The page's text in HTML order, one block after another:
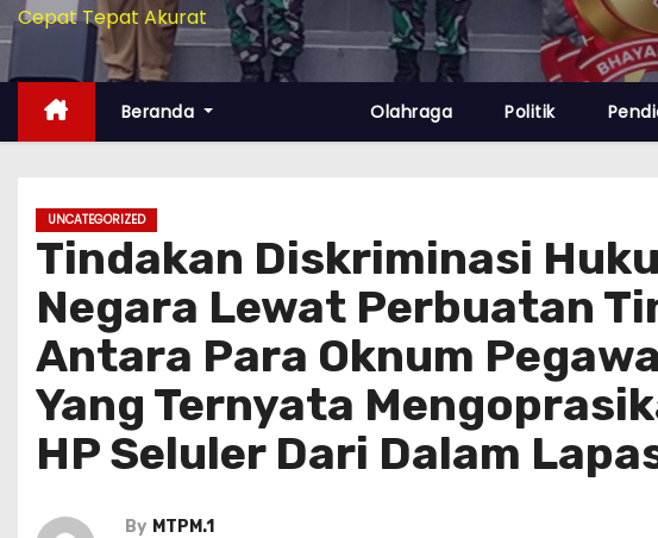
Cepat Tepat Akurat
Beranda Olahraga Politik
UNCATEGORIZED
Tindakan Diskriminasi
Negara Lewat Perbuatan
Antara Para Oknum
Yang Ternyata
HP Seluler Dari Dalam
By MTPM.1